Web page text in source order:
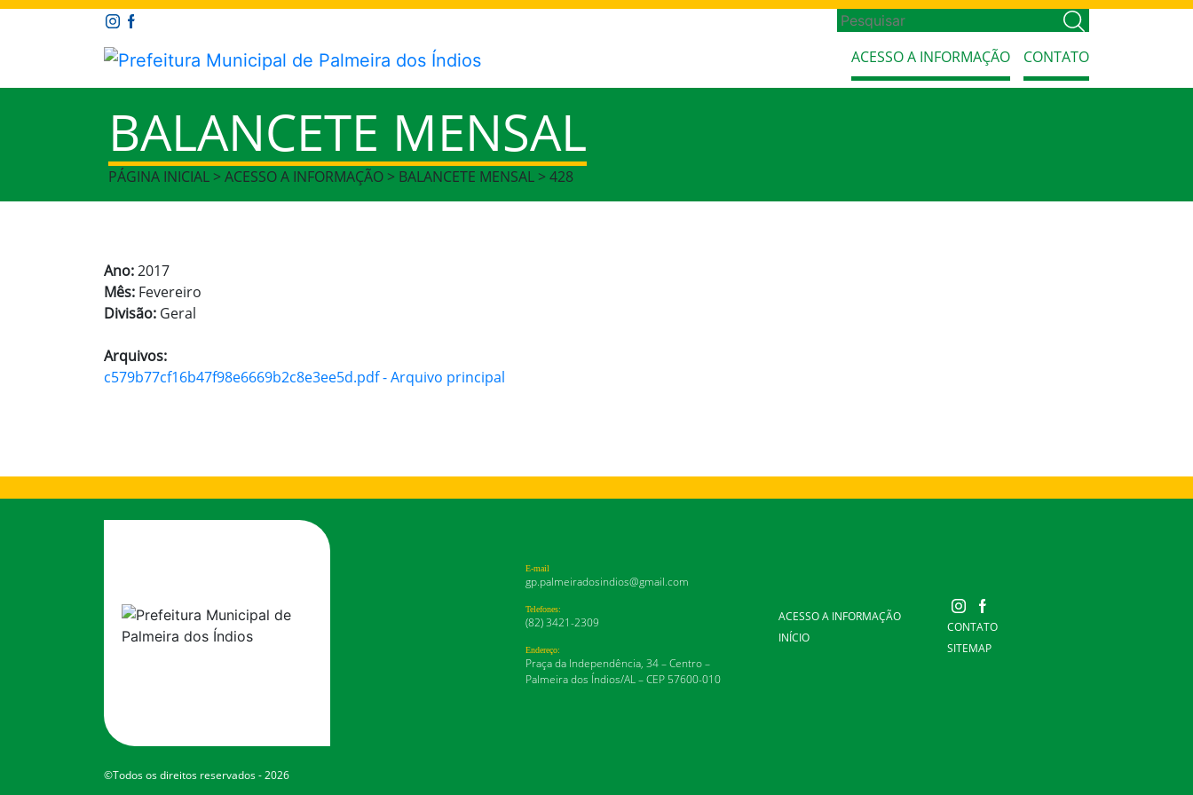
ACESSO A INFORMAÇÃO CONTATO
BALANCETE MENSAL
PÁGINA INICIAL > ACESSO A INFORMAÇÃO > BALANCETE MENSAL > 428
Ano:2017
Mês: Fevereiro
Divisão: Geral
Arquivos:
c579b77cf16b47f98e6669b2c8e3ee5d.pdf - Arquivo principal
E-mail
gp.palmeiradosindios@gmail.com
Telefones:
(82) 3421-2309
Endereço:
Praça da Independência, 34 – Centro –
Palmeira dos Índios/AL – CEP 57600-010
ACESSO A INFORMAÇÃO
INÍCIO
CONTATO
SITEMAP
©Todos os direitos reservados - 2026